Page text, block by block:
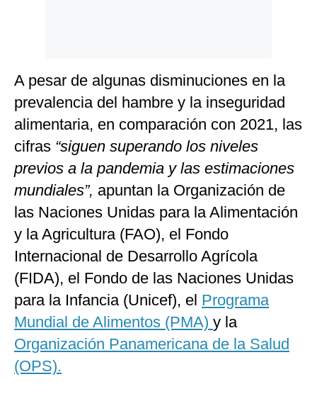
A pesar de algunas disminuciones en la
prevalencia del hambre y la inseguridad
alimentaria, en comparación con 2021, las
cifras “siguen superando los niveles
previos a la pandemia y las estimaciones
mundiales”, apuntan la Organización de
las Naciones Unidas para la Alimentación
y la Agricultura (FAO), el Fondo
Internacional de Desarrollo Agrícola
(FIDA), el Fondo de las Naciones Unidas
para la Infancia (Unicef), el Programa
Mundial de Alimentos (PMA) y la
Organización Panamericana de la Salud
(OPS).